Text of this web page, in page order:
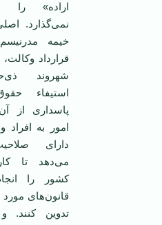
اراده» را
نمی‌گذارد.
خیمه
قرارداد
شهروند
استیفاء
پاسداری از
امور به افراد
دارای
می‌دهد تا
کشور را
قانون‌های مورد
تدوین کنند.